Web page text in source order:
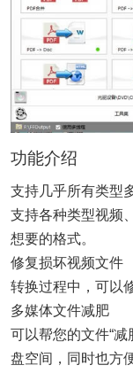
功能介绍
支持几乎所有类型
支持各种类型视频
想要的格式。
修复损坏视频文件
转换过程中，可以
多媒体文件减肥
可以帮您的文件“减
盘空间，同时也方